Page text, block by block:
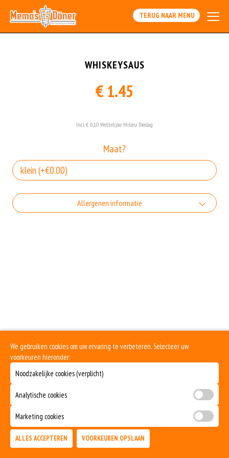
TERUG NAAR MENU
WHISKEYSAUS
€ 1.45
Incl. € 0,10 Wettelijke Milieu Toeslag
Maat?
Allergenen informatie
We gebruiken cookies om uw ervaring te verbeteren. Selecteer uw
voorkeuren hieronder:
Noodzakelijke cookies (verplicht)
Analytische cookies
Marketing cookies
ALLES ACCEPTEREN VOORKEUREN OPSLAAN